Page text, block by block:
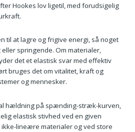
Hookes lov ligetil, med forudsigelig
til at lagre og frigive energi, så noget
springende. Om materialer,
det et elastisk svar med effektiv
bruges det om vitalitet, kraft og
og mennesker.
hældning på spænding-stræk-kurven,
elastisk stivhed ved en given
ikke-lineære materialer og ved store